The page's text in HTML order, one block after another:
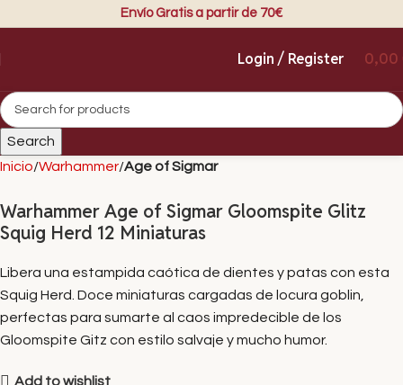
Envío Gratis a partir de 70€
Login / Register 0,00
Search
Inicio Warhammer Age of Sigmar
Warhammer Age of Sigmar Gloomspite Glitz
Squig Herd 12 Miniaturas
Libera una estampida caótica de dientes y patas con esta
Squig Herd. Doce miniaturas cargadas de locura goblin,
perfectas para sumarte al caos impredecible de los
Gloomspite Gitz con estilo salvaje y mucho humor.
Add to wishlist